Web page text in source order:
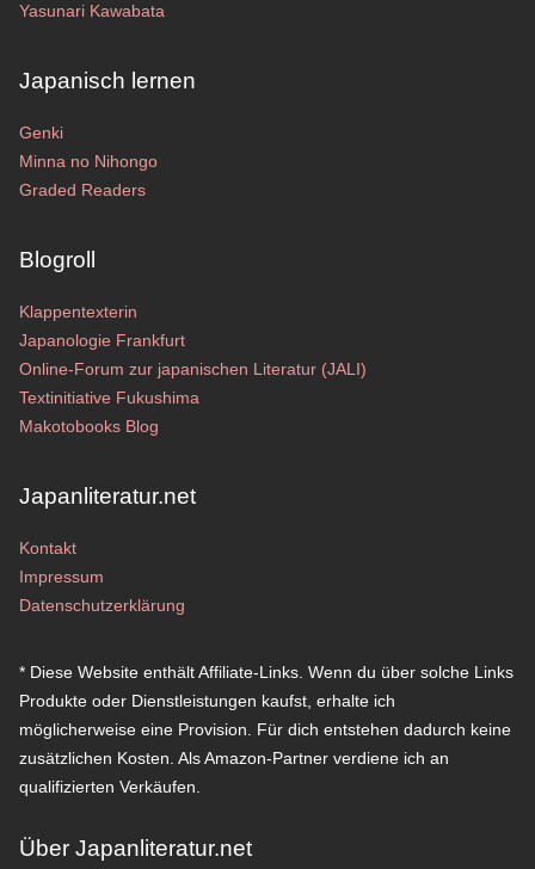
Yasunari Kawabata
Japanisch lernen
Genki
Minna no Nihongo
Graded Readers
Blogroll
Klappentexterin
Japanologie Frankfurt
Online-Forum zur japanischen Literatur (JALI)
Textinitiative Fukushima
Makotobooks Blog
Japanliteratur.net
Kontakt
Impressum
Datenschutzerklärung
* Diese Website enthält Affiliate-Links. Wenn du über solche Links
Produkte oder Dienstleistungen kaufst, erhalte ich
möglicherweise eine Provision. Für dich entstehen dadurch keine
zusätzlichen Kosten. Als Amazon-Partner verdiene ich an
qualifizierten Verkäufen.
Über Japanliteratur.net